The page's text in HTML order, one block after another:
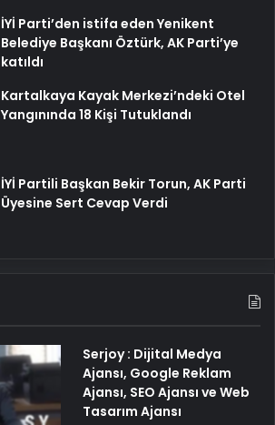
İYİ Parti’den istifa eden Yenikent
Belediye Başkanı Öztürk, AK Parti’ye
katıldı
Kartalkaya Kayak Merkezi’ndeki Otel
Yangınında 18 Kişi Tutuklandı
İYİ Partili Başkan Bekir Torun, AK Parti
Üyesine Sert Cevap Verdi
Serjoy : Dijital Medya
Ajansı, Google Reklam
Ajansı, SEO Ajansı ve Web
Tasarım Ajansı